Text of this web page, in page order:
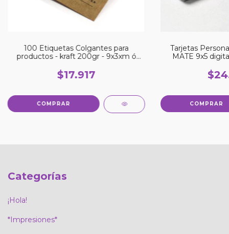
100 Etiquetas Colgantes para
productos - kraft 200gr - 9x3xm ó
chanfle
$17.917
COMPRAR
Tarjetas
MATE 9x5
COMPRAR
Categorías
¡Hola!
*Impresiones*